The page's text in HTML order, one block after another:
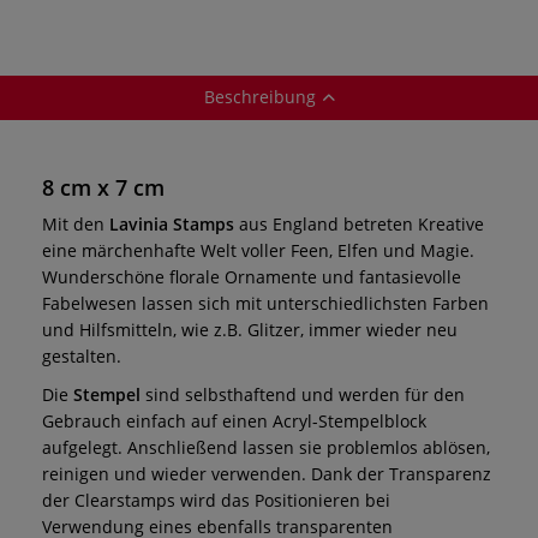
Beschreibung
8 cm x 7 cm
Mit den Lavinia Stamps aus England betreten Kreative
eine märchenhafte Welt voller Feen, Elfen und Magie.
Wunderschöne florale Ornamente und fantasievolle
Fabelwesen lassen sich mit unterschiedlichsten Farben
und Hilfsmitteln, wie z.B. Glitzer, immer wieder neu
gestalten.
Die Stempel sind selbsthaftend und werden für den
Gebrauch einfach auf einen Acryl-Stempelblock
aufgelegt. Anschließend lassen sie problemlos ablösen,
reinigen und wieder verwenden. Dank der Transparenz
der Clearstamps wird das Positionieren bei
Verwendung eines ebenfalls transparenten